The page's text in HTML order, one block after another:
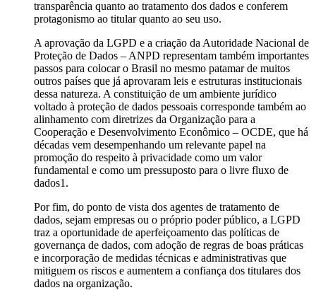
transparência quanto ao tratamento dos dados e conferem
protagonismo ao titular quanto ao seu uso.
A aprovação da LGPD e a criação da Autoridade Nacional de
Proteção de Dados – ANPD representam também importantes
passos para colocar o Brasil no mesmo patamar de muitos
outros países que já aprovaram leis e estruturas institucionais
dessa natureza. A constituição de um ambiente jurídico
voltado à proteção de dados pessoais corresponde também ao
alinhamento com diretrizes da Organização para a
Cooperação e Desenvolvimento Econômico – OCDE, que há
décadas vem desempenhando um relevante papel na
promoção do respeito à privacidade como um valor
fundamental e como um pressuposto para o livre fluxo de
dados1.
Por fim, do ponto de vista dos agentes de tratamento de
dados, sejam empresas ou o próprio poder público, a LGPD
traz a oportunidade de aperfeiçoamento das políticas de
governança de dados, com adoção de regras de boas práticas
e incorporação de medidas técnicas e administrativas que
mitiguem os riscos e aumentem a confiança dos titulares dos
dados na organização.